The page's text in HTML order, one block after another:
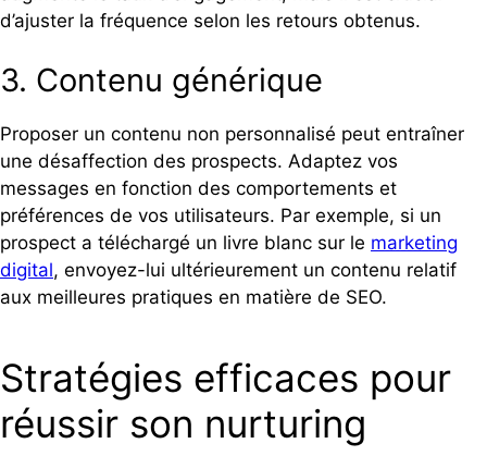
d’ajuster la fréquence selon les retours obtenus.
3. Contenu générique
Proposer un contenu non personnalisé peut entraîner
une désaffection des prospects. Adaptez vos
messages en fonction des comportements et
préférences de vos utilisateurs. Par exemple, si un
prospect a téléchargé un livre blanc sur le marketing
digital, envoyez-lui ultérieurement un contenu relatif
aux meilleures pratiques en matière de SEO.
Stratégies efficaces pour
réussir son nurturing